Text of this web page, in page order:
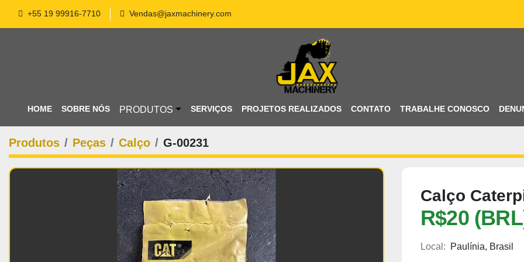
+55 19 99916-7710 Vendas@jaxmachinery.com
HOME PRODUTOS
SOBRE NÓS SERVIÇOS PROJETOS REALIZADOS CONTATO TRABALHE CONOSCO
Produtos Peças Calço G-00231
Calço
R$20
Local: Paulínia, Brasil